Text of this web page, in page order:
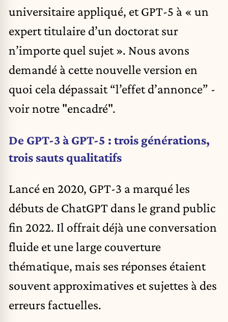
universitaire appliqué, et GPT-5 à « un
expert titulaire d’un doctorat sur
n’importe quel sujet ». Nous avons
demandé à cette nouvelle version en
quoi cela dépassait “l’effet d’annonce” -
voir notre "encadré".
De GPT-3 à GPT-5 : trois générations,
trois sauts qualitatifs
Lancé en 2020, GPT-3 a marqué les
débuts de ChatGPT dans le grand public
fin 2022. Il offrait déjà une conversation
fluide et une large couverture
thématique, mais ses réponses étaient
souvent approximatives et sujettes à des
erreurs factuelles.